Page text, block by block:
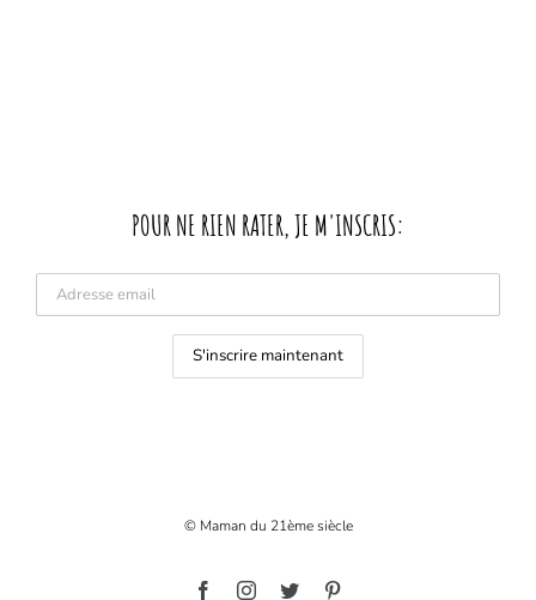
POUR NE RIEN RATER, JE M'INSCRIS:
© Maman du 21ème siècle
FacebookInstagram
Twitter